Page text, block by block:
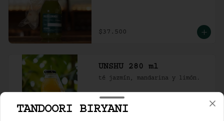
$37.500
UNSHU 280 ml
té jazmín, mandarina y limón.
TANDOORI BIRYANI